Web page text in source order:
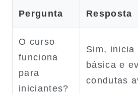
Pergunta Resposta
O curso
funciona
para
iniciantes?
Sim, inicia
básica e
condutas